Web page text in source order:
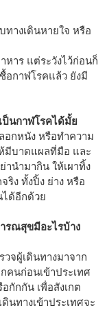
างเดินหายใจ หรือ
หาร แต่ระวังไว้ก่อนก็
อกาฬโรคแล้ว ยังมี
ป็นกาฬโรคได้มั้ย
อกหนัง หรือทำความ
มีบาดแผลที่มือ และ
นำมากิน ให้เผาทิ้ง
ริง ทั้งปิ้ง ย่าง หรือ
ด้อีกด้วย
รณสุขมีอะไรบ้าง
วจผู้เดินทางมาจาก
คนก่อนเข้าประเทศ
กักกัน เพื่อสังเกต
นทางเข้าประเทศจะ